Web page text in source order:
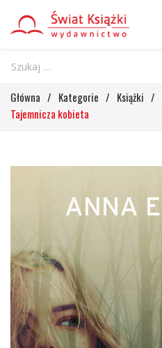
Główna / Kategorie / Książki /
Tajemnicza kobieta